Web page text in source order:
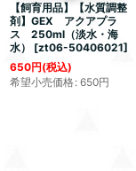
【飼育用品】【水質調整
剤】GEX アクアプラ
ス 250ml（淡水・海
水）
[zt06-50406021]
650円(税込)
希望小売価格: 650円